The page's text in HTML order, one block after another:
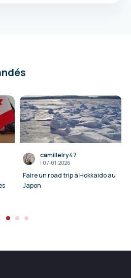
camillelry47
I 07-01-2026
Faire un road trip à Hokkaido au
Japon